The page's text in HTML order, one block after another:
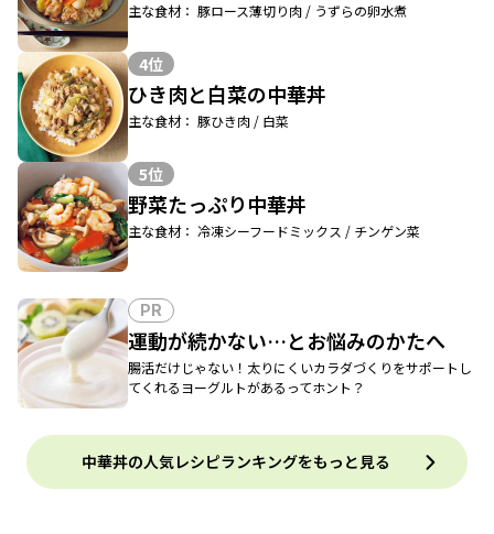
主な食材： 豚ロース薄切り肉 / うずらの卵水煮
4位
ひき肉と白菜の中華丼
主な食材： 豚ひき肉 / 白菜
5位
野菜たっぷり中華丼
主な食材： 冷凍シーフードミックス / チンゲン菜
PR
運動が続かない…とお悩みのかたへ
腸活だけじゃない！太りにくいカラダづくりをサポートし
てくれるヨーグルトがあるってホント？
中華丼の人気レシピランキングをもっと見る